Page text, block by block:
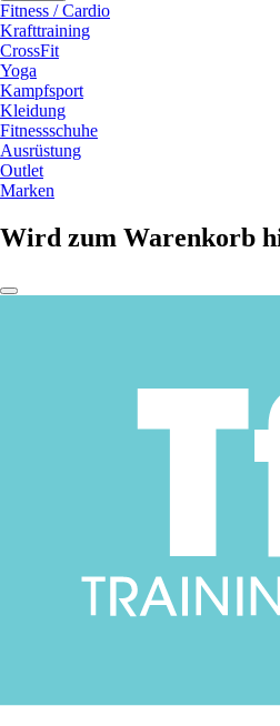
Fitness / Cardio
Krafttraining
CrossFit
Yoga
Kampfsport
Kleidung
Fitnessschuhe
Ausrüstung
Outlet
Marken
Wird zum Warenkorb